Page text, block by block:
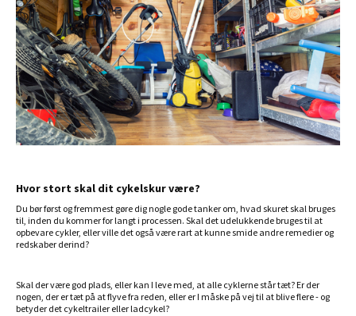
Hvor stort skal dit cykelskur være?
Du bør først og fremmest gøre dig nogle gode tanker om, hvad skuret skal bruges
til, inden du kommer for langt i processen. Skal det udelukkende bruges til at
opbevare cykler, eller ville det også være rart at kunne smide andre remedier og
redskaber derind?
Skal der være god plads, eller kan I leve med, at alle cyklerne står tæt? Er der
nogen, der er tæt på at flyve fra reden, eller er I måske på vej til at blive flere - og
betyder det cykeltrailer eller ladcykel?